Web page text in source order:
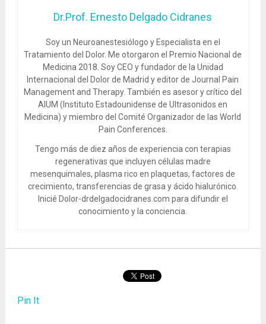
Dr.Prof. Ernesto Delgado Cidranes
Soy un Neuroanestesiólogo y Especialista en el
Tratamiento del Dolor. Me otorgaron el Premio Nacional de
Medicina 2018. Soy CEO y fundador de la Unidad
Internacional del Dolor de Madrid y editor de Journal Pain
Management and Therapy. También es asesor y crítico del
AIUM (Instituto Estadounidense de Ultrasonidos en
Medicina) y miembro del Comité Organizador de las World
Pain Conferences.
Tengo más de diez años de experiencia con terapias
regenerativas que incluyen células madre
mesenquimales, plasma rico en plaquetas, factores de
crecimiento, transferencias de grasa y ácido hialurónico.
Inicié Dolor-drdelgadocidranes.com para difundir el
conocimiento y la conciencia.
Pin It